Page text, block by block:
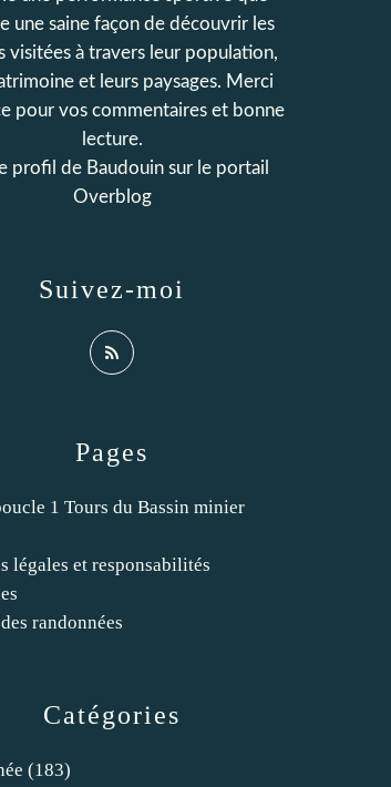
Catégories
(183)
Pages
1 Tours du Bassin minier
légales et responsabilités
randonnées
Suivez-moi
une saine façon de découvrir les
visitées à travers leur population,
et leurs paysages. Merci
pour vos commentaires et bonne
lecture.
profil de Baudouin sur le portail
Overblog